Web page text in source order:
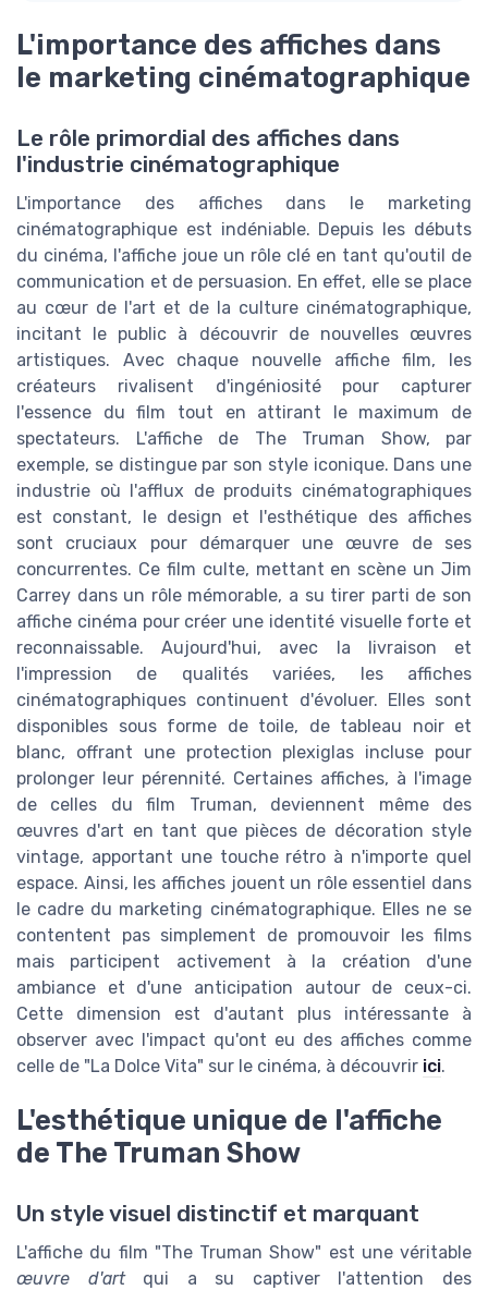
L'importance des affiches dans
le marketing cinématographique
Le rôle primordial des affiches dans
l'industrie cinématographique
L'importance des affiches dans le marketing
cinématographique est indéniable. Depuis les débuts
du cinéma, l'affiche joue un rôle clé en tant qu'outil de
communication et de persuasion. En effet, elle se place
au cœur de l'art et de la culture cinématographique,
incitant le public à découvrir de nouvelles œuvres
artistiques. Avec chaque nouvelle affiche film, les
créateurs rivalisent d'ingéniosité pour capturer
l'essence du film tout en attirant le maximum de
spectateurs. L'affiche de The Truman Show, par
exemple, se distingue par son style iconique. Dans une
industrie où l'afflux de produits cinématographiques
est constant, le design et l'esthétique des affiches
sont cruciaux pour démarquer une œuvre de ses
concurrentes. Ce film culte, mettant en scène un Jim
Carrey dans un rôle mémorable, a su tirer parti de son
affiche cinéma pour créer une identité visuelle forte et
reconnaissable. Aujourd'hui, avec la livraison et
l'impression de qualités variées, les affiches
cinématographiques continuent d'évoluer. Elles sont
disponibles sous forme de toile, de tableau noir et
blanc, offrant une protection plexiglas incluse pour
prolonger leur pérennité. Certaines affiches, à l'image
de celles du film Truman, deviennent même des
œuvres d'art en tant que pièces de décoration style
vintage, apportant une touche rétro à n'importe quel
espace. Ainsi, les affiches jouent un rôle essentiel dans
le cadre du marketing cinématographique. Elles ne se
contentent pas simplement de promouvoir les films
mais participent activement à la création d'une
ambiance et d'une anticipation autour de ceux-ci.
Cette dimension est d'autant plus intéressante à
observer avec l'impact qu'ont eu des affiches comme
celle de "La Dolce Vita" sur le cinéma, à découvrir ici.
L'esthétique unique de l'affiche
de The Truman Show
Un style visuel distinctif et marquant
L'affiche du film "The Truman Show" est une véritable
œuvre d'artqui a su captiver l'attention des